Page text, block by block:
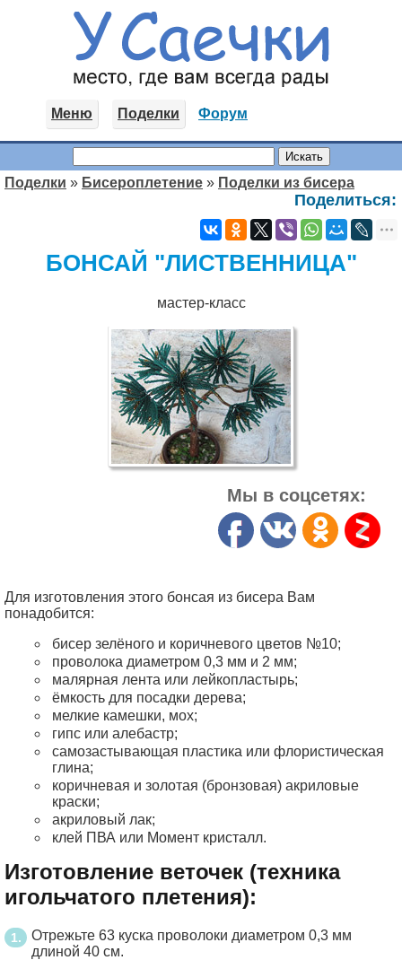
Меню Поделки Форум
Поделки » Бисероплетение » Поделки из бисера
Поделиться:
БОНСАЙ "ЛИСТВЕННИЦА"
мастер-класс
Мы в соцсетях:
Для изготовления этого бонсая из бисера Вам
понадобится:
бисер зелёного и коричневого цветов №10;
проволока диаметром 0,3 мм и 2 мм;
малярная лента или лейкопластырь;
ёмкость для посадки дерева;
мелкие камешки, мох;
гипс или алебастр;
самозастывающая пластика или флористическая
глина;
коричневая и золотая (бронзовая) акриловые
краски;
акриловый лак;
клей ПВА или Момент кристалл.
Изготовление веточек (техника
игольчатого плетения):
Отрежьте 63 куска проволоки диаметром 0,3 мм
длиной 40 см.